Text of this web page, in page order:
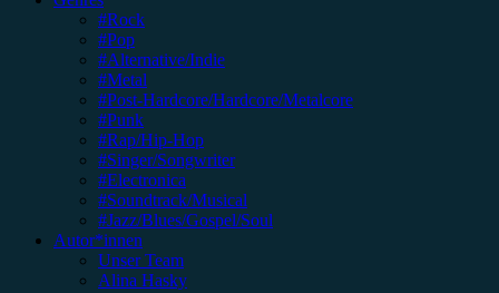
#Rock
#Pop
#Alternative/Indie
#Metal
#Post-Hardcore/Hardcore/Metalcore
#Punk
#Rap/Hip-Hop
#Singer/Songwriter
#Electronica
#Soundtrack/Musical
#Jazz/Blues/Gospel/Soul
Autor*innen
Unser Team
Alina Hasky